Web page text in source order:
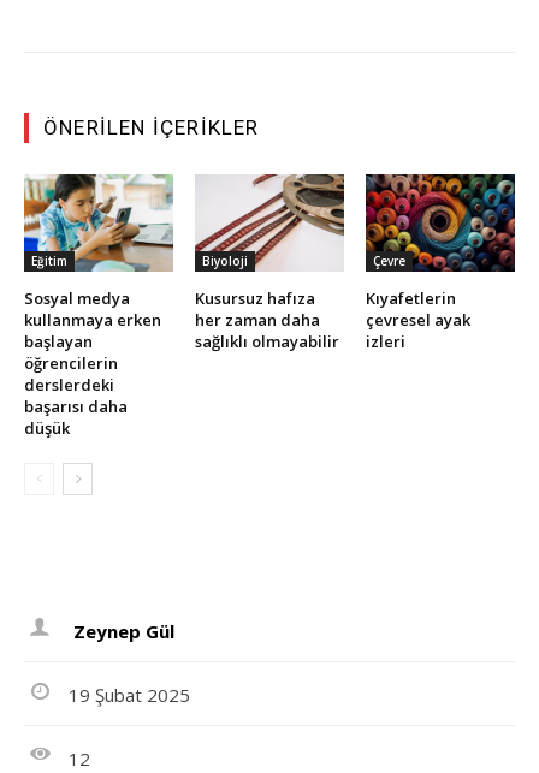
ÖNERILEN İÇERIKLER
Eğitim
Sosyal medya
kullanmaya erken
başlayan
öğrencilerin
derslerdeki
başarısı daha
düşük
Biyoloji
Kusursuz hafıza
her zaman daha
sağlıklı olmayabilir
Çevre
Kıyafetlerin
çevresel ayak
izleri
Zeynep Gül
19 Şubat 2025
12